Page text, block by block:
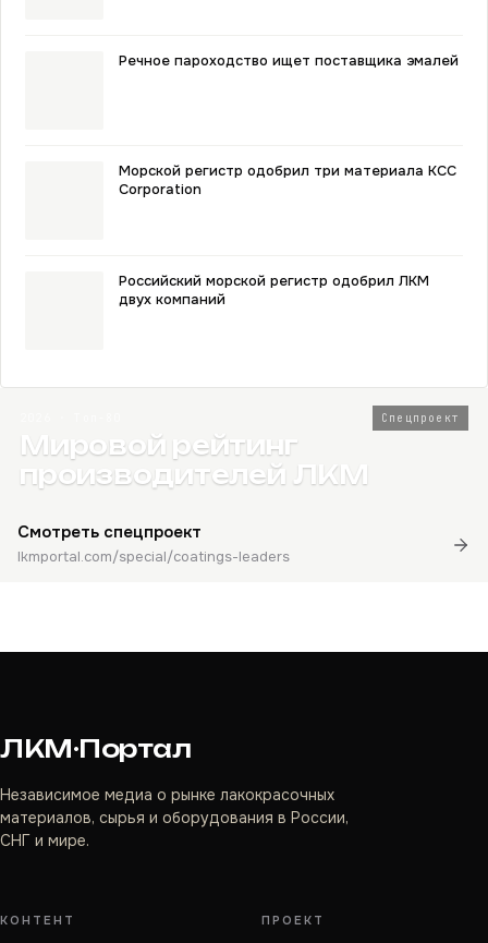
Речное пароходство ищет поставщика эмалей
Морской регистр одобрил три материала KCC
Corporation
Российский морской регистр одобрил ЛКМ
двух компаний
Спецпроект
Мировой рейтинг
производителей ЛКМ
Смотреть спецпроект
lkmportal.com/special/coatings-leaders
ЛКМ·Портал
Независимое медиа о рынке лакокрасочных
материалов, сырья и оборудования в России,
СНГ и мире.
КОНТЕНТ ПРОЕКТ